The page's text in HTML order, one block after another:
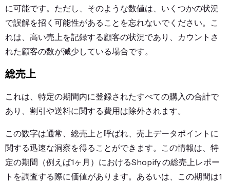
に可能です。ただし、そのような数値は、いくつかの状況
で誤解を招く可能性があることを忘れないでください。こ
れは、高い売上を記録する顧客の状況であり、カウントさ
れた顧客の数が減少している場合です。
総売上
これは、特定の期間内に登録されたすべての購入の合計で
あり、割引や送料に関する費用は除外されます。
この数字は通常、総売上と呼ばれ、売上データポイントに
関する迅速な洞察を得ることができます。この情報は、特
定の期間（例えば1ヶ月）におけるShopify の総売上レポー
ト を調査する際に価値があります。あるいは、この期間は1